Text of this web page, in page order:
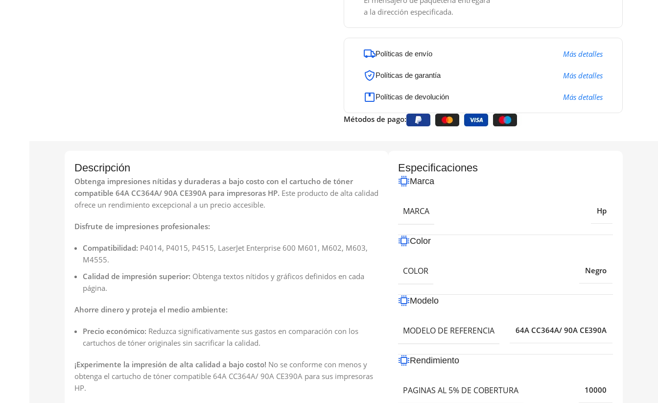
a la dirección especificada.
Políticas de envío Más detalles
Políticas de garantía Más detalles
Políticas de devolución Más detalles
Métodos de pago:
Descripción
Obtenga impresiones nítidas y duraderas a bajo costo con el cartucho de tóner
compatible 64A CC364A/ 90A CE390A para impresoras HP. Este producto de alta calidad
ofrece un rendimiento excepcional a un precio accesible.
Disfrute de impresiones profesionales:
Compatibilidad: P4014, P4015, P4515, LaserJet Enterprise 600 M601, M602, M603,
M4555.
Calidad de impresión superior: Obtenga textos nítidos y gráficos definidos en cada
página.
Ahorre dinero y proteja el medio ambiente:
Precio económico: Reduzca significativamente sus gastos en comparación con los
cartuchos de tóner originales sin sacrificar la calidad.
¡Experimente la impresión de alta calidad a bajo costo! No se conforme con menos y
obtenga el cartucho de tóner compatible 64A CC364A/ 90A CE390A para sus impresoras
HP.
Especificaciones
Marca
MARCA Hp
Color
COLOR Negro
Modelo
MODELO DE REFERENCIA 64A CC364A/ 90A CE390A
Rendimiento
PAGINAS AL 5% DE COBERTURA 10000